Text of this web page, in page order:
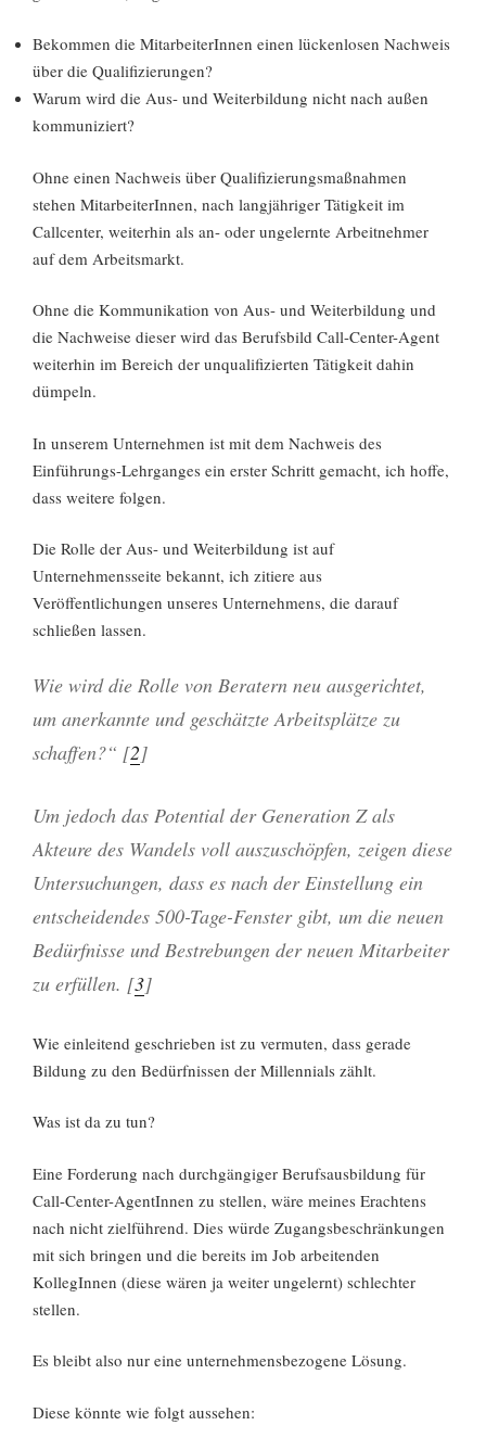
Bekommen die MitarbeiterInnen einen lückenlosen Nachweis
über die Qualifizierungen?
Warum wird die Aus- und Weiterbildung nicht nach außen
kommuniziert?
Ohne einen Nachweis über Qualifizierungsmaßnahmen
stehen MitarbeiterInnen, nach langjähriger Tätigkeit im
Callcenter, weiterhin als an- oder ungelernte Arbeitnehmer
auf dem Arbeitsmarkt.
Ohne die Kommunikation von Aus- und Weiterbildung und
die Nachweise dieser wird das Berufsbild Call-Center-Agent
weiterhin im Bereich der unqualifizierten Tätigkeit dahin
dümpeln.
In unserem Unternehmen ist mit dem Nachweis des
Einführungs-Lehrganges ein erster Schritt gemacht, ich hoffe,
dass weitere folgen.
Die Rolle der Aus- und Weiterbildung ist auf
Unternehmensseite bekannt, ich zitiere aus
Veröffentlichungen unseres Unternehmens, die darauf
schließen lassen.
Wie wird die Rolle von Beratern neu ausgerichtet,
um anerkannte und geschätzte Arbeitsplätze zu
schaffen?“ [2]
Um jedoch das Potential der Generation Z als
Akteure des Wandels voll auszuschöpfen, zeigen diese
Untersuchungen, dass es nach der Einstellung ein
entscheidendes 500-Tage-Fenster gibt, um die neuen
Bedürfnisse und Bestrebungen der neuen Mitarbeiter
zu erfüllen. [3]
Wie einleitend geschrieben ist zu vermuten, dass gerade
Bildung zu den Bedürfnissen der Millennials zählt.
Was ist da zu tun?
Eine Forderung nach durchgängiger Berufsausbildung für
Call-Center-AgentInnen zu stellen, wäre meines Erachtens
nach nicht zielführend. Dies würde Zugangsbeschränkungen
mit sich bringen und die bereits im Job arbeitenden
KollegInnen (diese wären ja weiter ungelernt) schlechter
stellen.
Es bleibt also nur eine unternehmensbezogene Lösung.
Diese könnte wie folgt aussehen: